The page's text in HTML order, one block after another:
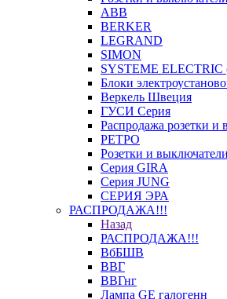
ABB
BERKER
LEGRAND
SIMON
SYSTEME ELECTRIC
Блоки
Веркель Швеция
ГУСИ Серия
Распродажа розетки и
РЕТРО
Розетки и
Серия GIRA
Серия JUNG
СЕРИЯ ЭРА
РАСПРОДАЖА!!!
Назад
РАСПРОДАЖА!!!
ВбБШВ
ВВГ
ВВГнг
Лампа GE галогенн